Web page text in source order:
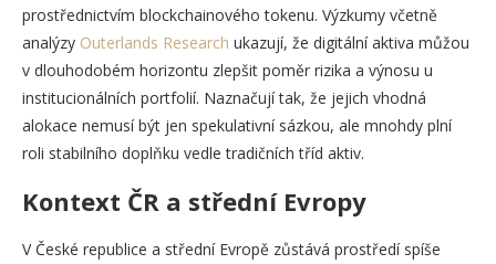
prostřednictvím blockchainového tokenu. Výzkumy včetně
analýzy Outerlands Research ukazují, že digitální aktiva můžou
v dlouhodobém horizontu zlepšit poměr rizika a výnosu u
institucionálních portfolií. Naznačují tak, že jejich vhodná
alokace nemusí být jen spekulativní sázkou, ale mnohdy plní
roli stabilního doplňku vedle tradičních tříd aktiv.
Kontext ČR a střední Evropy
V České republice a střední Evropě zůstává prostředí spíše